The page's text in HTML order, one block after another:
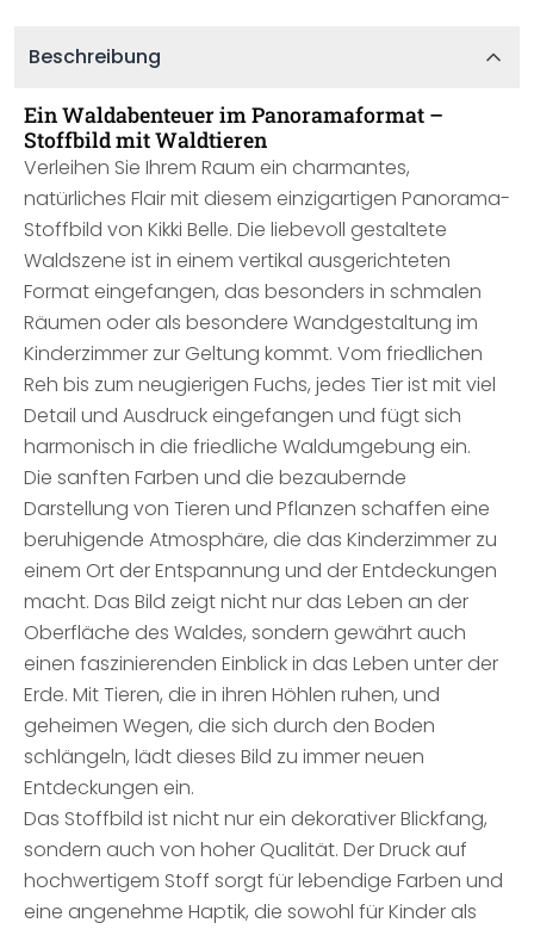
Beschreibung
Ein Waldabenteuer im Panoramaformat –
Stoffbild mit Waldtieren
Verleihen Sie Ihrem Raum ein charmantes,
natürliches Flair mit diesem einzigartigen Panorama-
Stoffbild von Kikki Belle. Die liebevoll gestaltete
Waldszene ist in einem vertikal ausgerichteten
Format eingefangen, das besonders in schmalen
Räumen oder als besondere Wandgestaltung im
Kinderzimmer zur Geltung kommt. Vom friedlichen
Reh bis zum neugierigen Fuchs, jedes Tier ist mit viel
Detail und Ausdruck eingefangen und fügt sich
harmonisch in die friedliche Waldumgebung ein.
Die sanften Farben und die bezaubernde
Darstellung von Tieren und Pflanzen schaffen eine
beruhigende Atmosphäre, die das Kinderzimmer zu
einem Ort der Entspannung und der Entdeckungen
macht. Das Bild zeigt nicht nur das Leben an der
Oberfläche des Waldes, sondern gewährt auch
einen faszinierenden Einblick in das Leben unter der
Erde. Mit Tieren, die in ihren Höhlen ruhen, und
geheimen Wegen, die sich durch den Boden
schlängeln, lädt dieses Bild zu immer neuen
Entdeckungen ein.
Das Stoffbild ist nicht nur ein dekorativer Blickfang,
sondern auch von hoher Qualität. Der Druck auf
hochwertigem Stoff sorgt für lebendige Farben und
eine angenehme Haptik, die sowohl für Kinder als